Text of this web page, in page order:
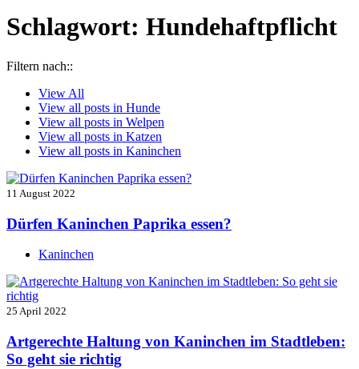
Schlagwort: Hundehaftpflicht
Filtern nach::
View All
View all posts in Hunde
View all posts in Welpen
View all posts in Katzen
View all posts in Kaninchen
11 August 2022
Dürfen Kaninchen Paprika essen?
Kaninchen
25 April 2022
Artgerechte Haltung von Kaninchen im Stadtleben:
So geht sie richtig